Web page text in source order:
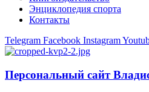
Энциклопедия спорта
Контакты
Telegram Facebook Instagram
Персональный сайт